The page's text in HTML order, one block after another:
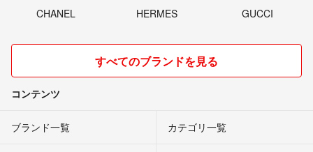
CHANEL HERMES GUCCI
すべてのブランドを見る
コンテンツ
ブランド一覧 カテゴリ一覧